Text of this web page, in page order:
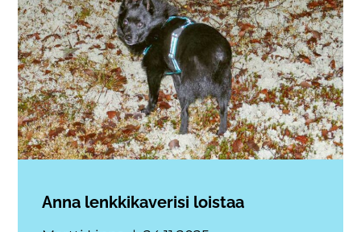
Anna lenkkikaverisi loistaa